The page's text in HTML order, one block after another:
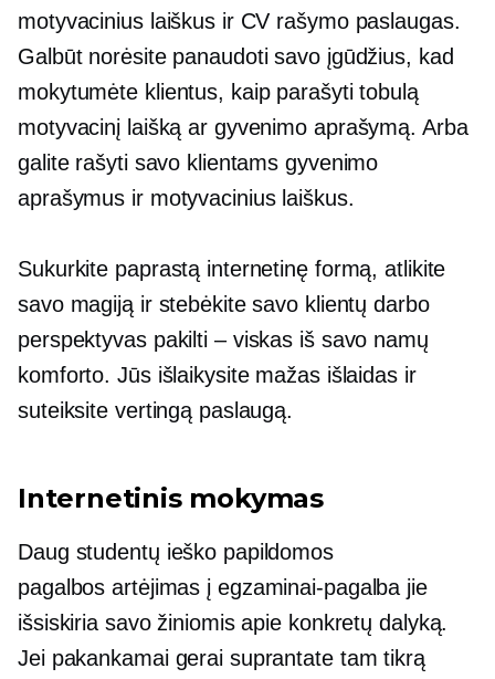
motyvacinius laiškus ir CV rašymo paslaugas.
Galbūt norėsite panaudoti savo įgūdžius, kad
mokytumėte klientus, kaip parašyti tobulą
motyvacinį laišką ar gyvenimo aprašymą. Arba
galite rašyti savo klientams gyvenimo
aprašymus ir motyvacinius laiškus.
Sukurkite paprastą internetinę formą, atlikite
savo magiją ir stebėkite savo klientų darbo
perspektyvas pakilti – viskas iš savo namų
komforto. Jūs išlaikysite mažas išlaidas ir
suteiksite vertingą paslaugą.
Internetinis mokymas
Daug studentų ieško papildomos
pagalbosartėjimas į egzaminai-pagalba jie
išsiskiria savo žiniomis apie konkretų dalyką.
Jei pakankamai gerai suprantate tam tikrą